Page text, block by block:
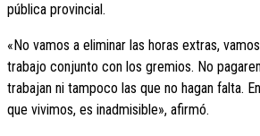
pública provincial.
«No vamos a eliminar las horas extras,
trabajo conjunto con los gremios. No
trabajan ni tampoco las que no hagan falta.
que vivimos, es inadmisible», afirmó.